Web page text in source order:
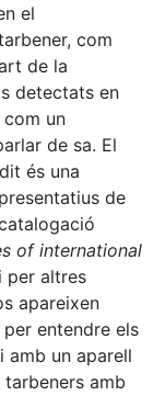
el
com
de la
detectats en
com un
de sa. El
és una
de
of international
per altres
apareixen
entendre els
amb un aparell
amb